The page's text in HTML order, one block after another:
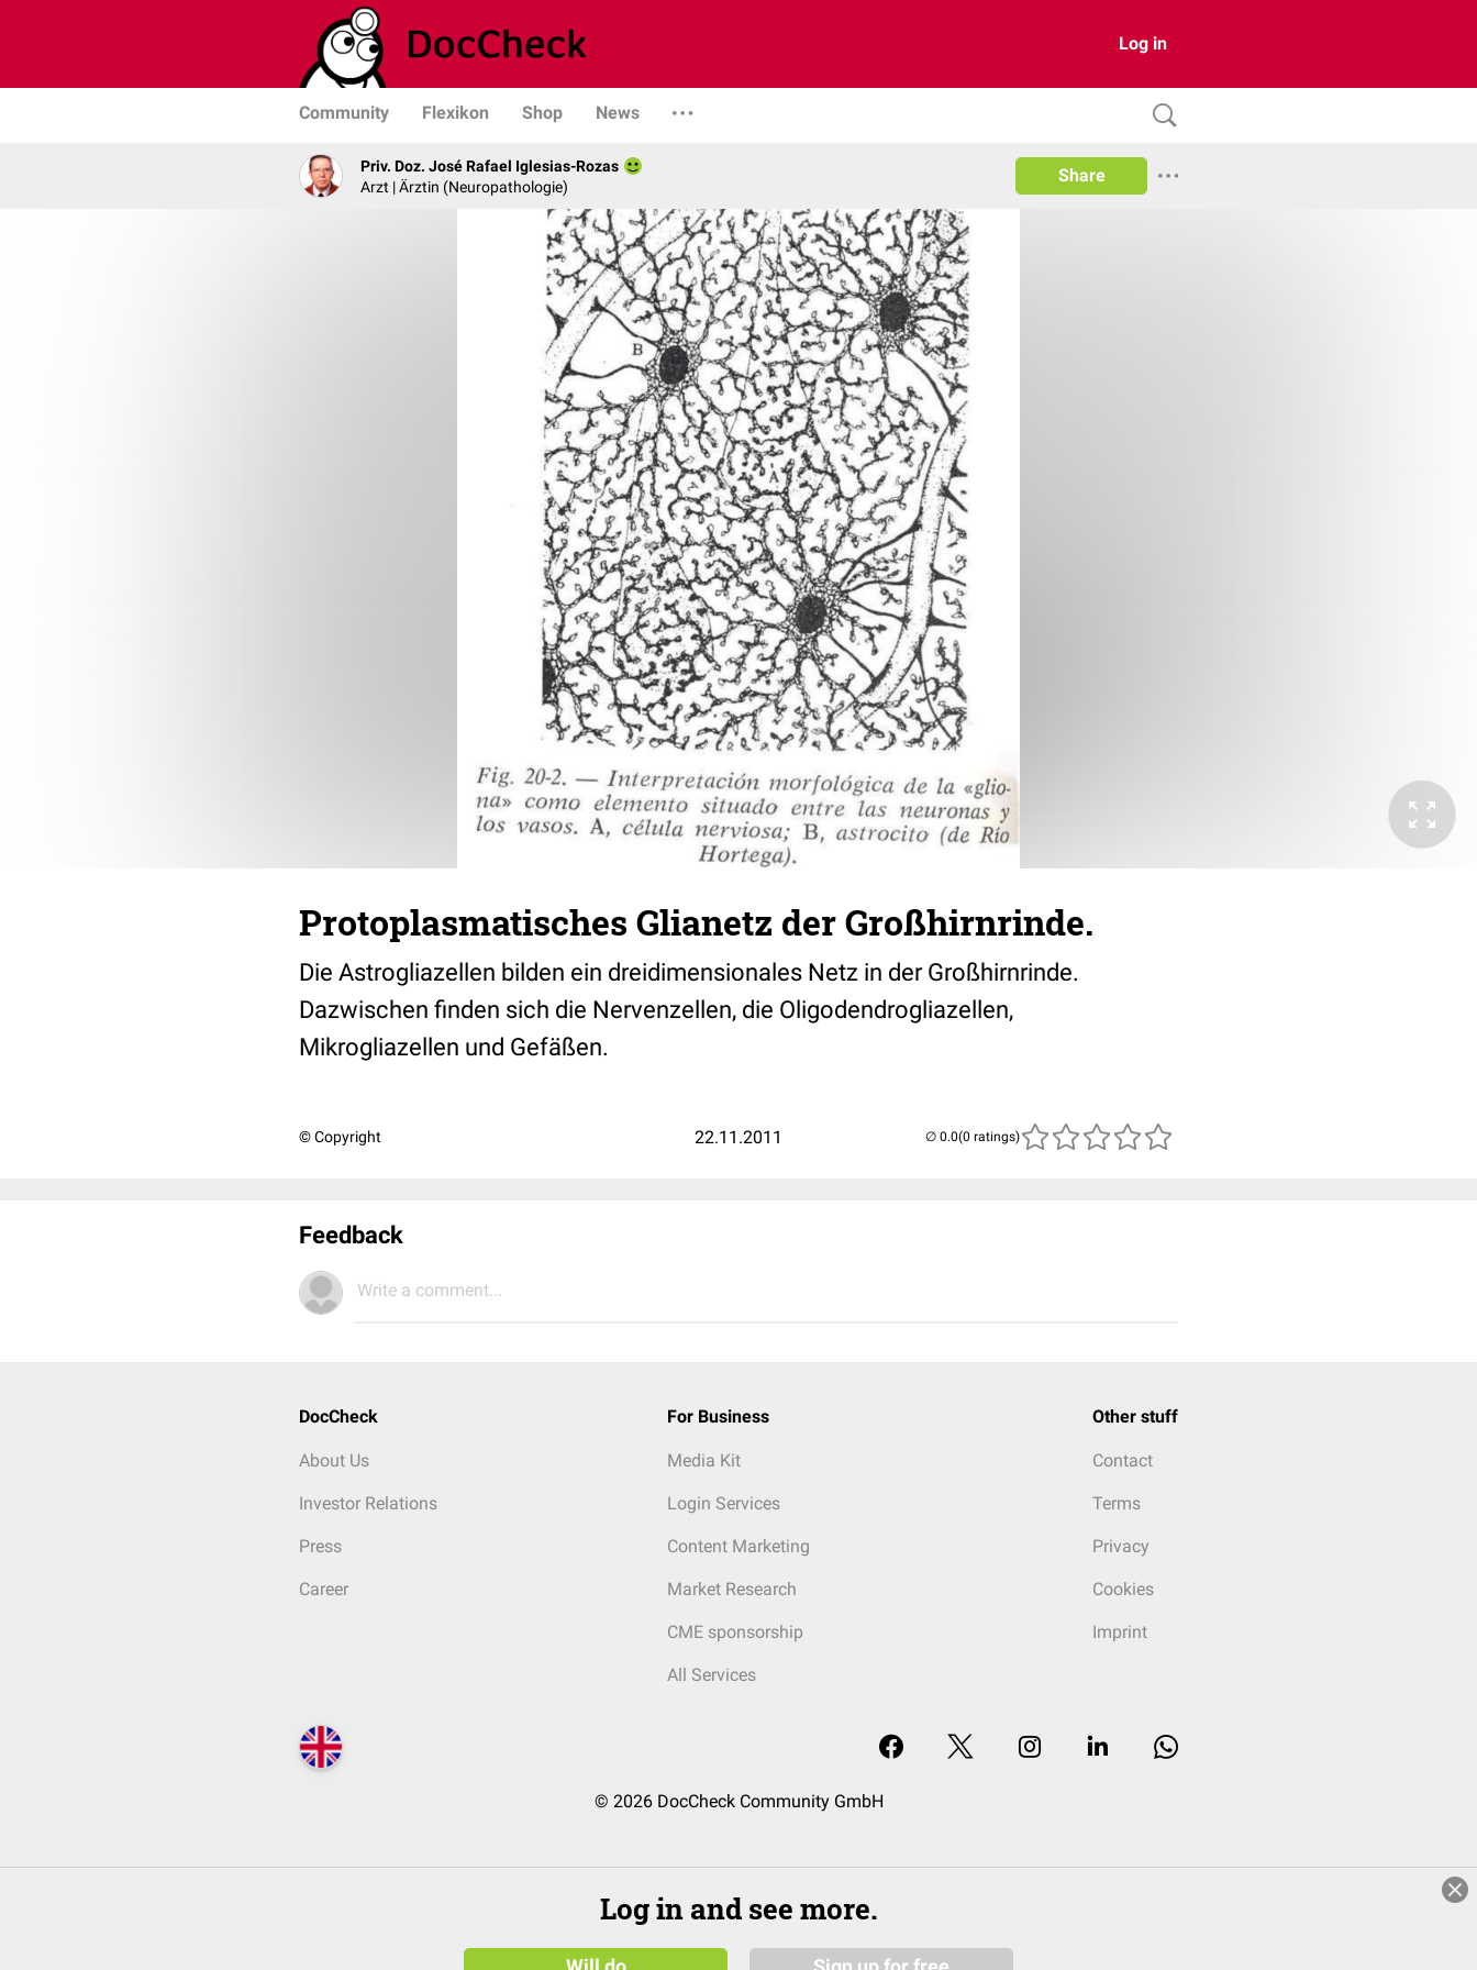
Log in
Community Flexikon Shop News
Priv. Doz. José Rafael Iglesias-Rozas
Arzt | Ärztin (Neuropathologie)
Share
Protoplasmatisches Glianetz der Großhirnrinde.
Die Astrogliazellen bilden ein dreidimensionales Netz in der Großhirnrinde.
Dazwischen finden sich die Nervenzellen, die Oligodendrogliazellen,
Mikrogliazellen und Gefäßen.
© Copyright 22.11.2011 (0 ratings)
Feedback
Write a comment...
DocCheck
About Us
Investor Relations
Press
Career
For Business
Media Kit
Login Services
Content Marketing
Market Research
CME sponsorship
All Services
Other stuff
Contact
Terms
Privacy
Cookies
Imprint
© 2026 DocCheck Community GmbH
Log in and see more.